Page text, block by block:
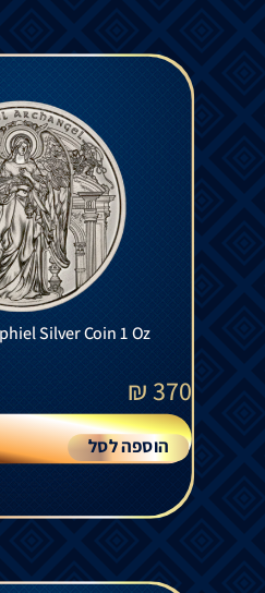
Silver Coin 1 Oz
370
₪
הוספה לסל